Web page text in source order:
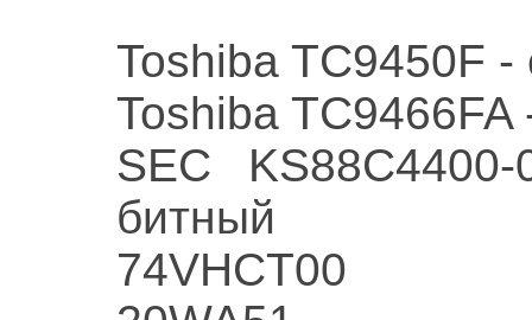
Toshiba TC9450F -
Toshiba TC9466FA
SEC
битный
74VHCT00